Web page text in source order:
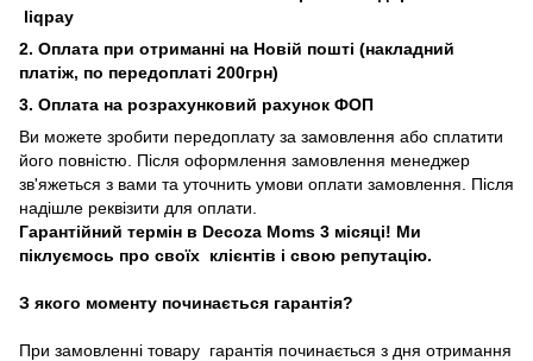
liqpay
2. Оплата при отриманні на Новій пошті (накладний
платіж, по передоплаті 200грн)
3. Оплата на розрахунковий рахунок ФОП
Ви можете зробити передоплату за замовлення або сплатити
його повністю. Після оформлення замовлення менеджер
зв'яжеться з вами та уточнить умови оплати замовлення. Після
надішле реквізити для оплати.
Гарантійний термін в Decoza Moms 3 місяці! Ми
піклуємось про своїх клієнтів і свою репутацію.
З якого моменту починається гарантія?
При замовленні товару гарантія починається з дня отримання